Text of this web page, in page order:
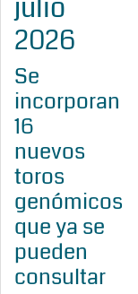
julio
2026
Se
incorporan
16
nuevos
toros
genómicos
que ya se
pueden
consultar